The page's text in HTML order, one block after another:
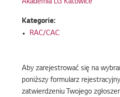
Akademia LG Katowice
Kategorie:
RAC/CAC
Aby zarejestrować się na
poniższy formularz
zatwierdzeniu Twojego